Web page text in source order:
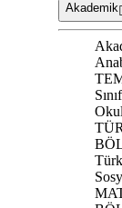
Akademik